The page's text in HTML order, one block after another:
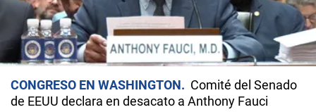
CONGRESO EN WASHINGTON
Comité del Senado
de EEUU declara en desacato a Anthony Fauci